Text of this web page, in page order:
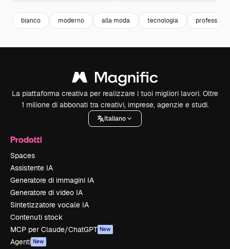
bianco moderno alla moda tecnologia
La piattaforma creativa per realizzare i tuoi migliori lavori. Oltre
1 milione di abbonati tra creativi, imprese, agenzie e studi.
Italiano
Prodotti
Spaces
Assistente IA
Generatore di immagini IA
Generatore di video IA
Sintetizzatore vocale IA
Contenuti stock
MCP per Claude/ChatGPT New
Agenti New